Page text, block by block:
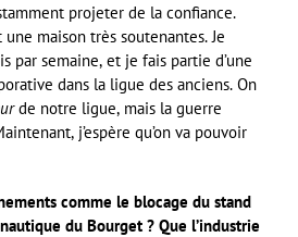
projeter de la confiance.
une maison très soutenantes. Je
par semaine, et je fais partie d’une
dans la ligue des anciens. On
de notre ligue, mais la guerre
j’espère qu’on va pouvoir
comme le blocage du stand
du Bourget ? Que l’industrie